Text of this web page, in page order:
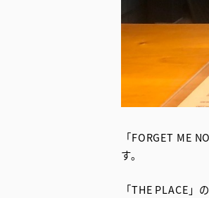
「FORGET ME
す。
「THE PLACE」